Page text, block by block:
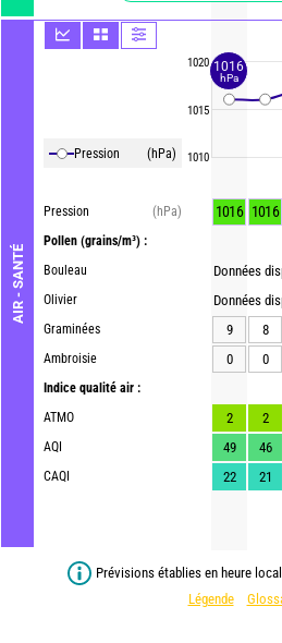
AIR - SANTÉ
Pression (hPa)
Pression
(hPa)
Pollen (grains/m³) :
Bouleau
Olivier
Graminées
Ambroisie
Indice qualité air :
ATMO
AQI
CAQI
1020
1015
1010
1016 1016
Données
Données
9
8
0
0
2 2
49
46
22
21
Prévisions établies en heure
Légende
1016
hPa